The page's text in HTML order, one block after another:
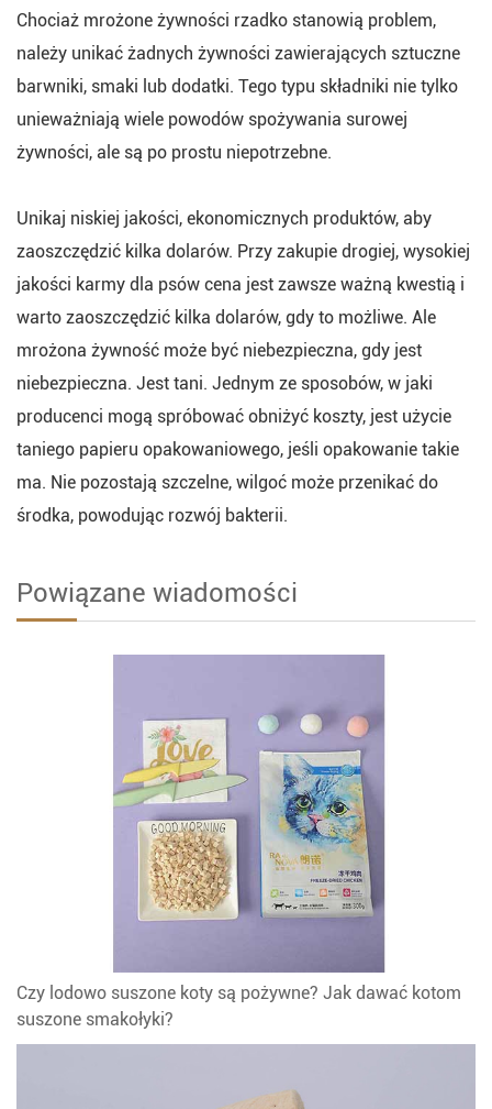
Chociaż mrożone żywności rzadko stanowią problem,
należy unikać żadnych żywności zawierających sztuczne
barwniki, smaki lub dodatki. Tego typu składniki nie tylko
unieważniają wiele powodów spożywania surowej
żywności, ale są po prostu niepotrzebne.
Unikaj niskiej jakości, ekonomicznych produktów, aby
zaoszczędzić kilka dolarów. Przy zakupie drogiej, wysokiej
jakości karmy dla psów cena jest zawsze ważną kwestią i
warto zaoszczędzić kilka dolarów, gdy to możliwe. Ale
mrożona żywność może być niebezpieczna, gdy jest
niebezpieczna. Jest tani. Jednym ze sposobów, w jaki
producenci mogą spróbować obniżyć koszty, jest użycie
taniego papieru opakowaniowego, jeśli opakowanie takie
ma. Nie pozostają szczelne, wilgoć może przenikać do
środka, powodując rozwój bakterii.
Powiązane wiadomości
Czy lodowo suszone koty są pożywne? Jak dawać kotom
suszone smakołyki?